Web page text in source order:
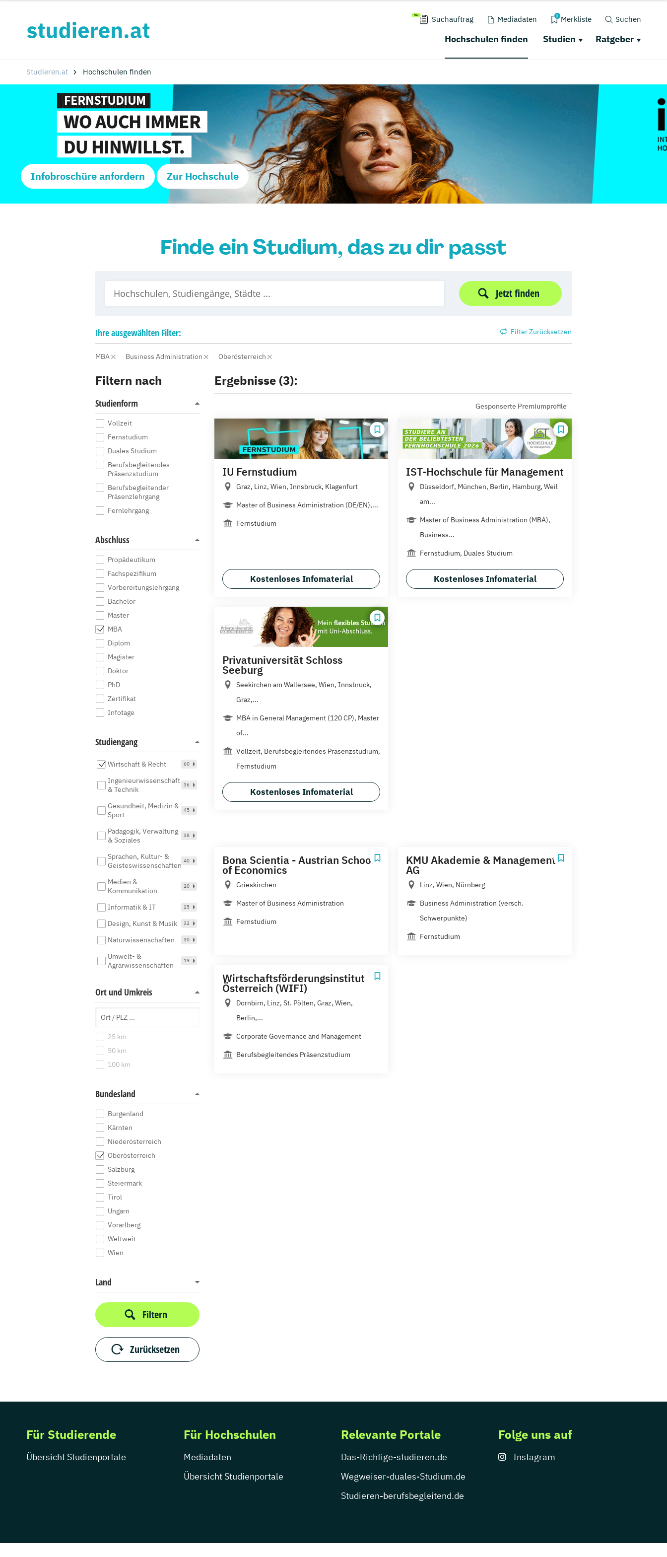
Suchauftrag Mediadaten 0 Merkliste Suchen
Hochschulen finden Studien Ratgeber
Studieren.at Hochschulen finden
Infobroschüre anfordern Zur Hochschule
Finde ein Studium, das zu dir passt
Jetzt finden
Ihreausgewählten Filter: Filter Zurücksetzen
MBA Business Administration Oberösterreich
Filtern nach
Studienform
Vollzeit
Fernstudium
Duales Studium
Berufsbegleitendes
Präsenzstudium
Berufsbegleitender
Präsenzlehrgang
Fernlehrgang
Abschluss
Propädeutikum
Fachspezifikum
Vorbereitungslehrgang
Bachelor
Master
MBA
Diplom
Magister
Doktor
PhD
Zertifikat
Infotage
Studiengang
Wirtschaft & Recht 60
Ingenieurwissenschaft
& Technik
36
Gesundheit, Medizin &
Sport
45
Pädagogik, Verwaltung
& Soziales
38
Sprachen, Kultur- &
Geisteswissenschaften
40
Medien &
Kommunikation
20
Informatik & IT 25
Design, Kunst & Musik 32
Naturwissenschaften 30
Umwelt- &
Agrarwissenschaften
19
Ort und Umkreis
25 km
50 km
100 km
Bundesland
Burgenland
Kärnten
Niederösterreich
Oberösterreich
Salzburg
Steiermark
Tirol
Ungarn
Vorarlberg
Weltweit
Wien
Land
Filtern
Zurücksetzen
Ergebnisse (3):
Gesponserte Premiumprofile
IU Fernstudium
Graz, Linz, Wien, Innsbruck, Klagenfurt
Master of Business Administration (DE/EN),...
Fernstudium
Kostenloses Infomaterial
IST-Hochschule für Management
Düsseldorf, München, Berlin, Hamburg, Weil
am...
Master of Business Administration (MBA),
Business...
Fernstudium, Duales Studium
Kostenloses Infomaterial
Privatuniversität Schloss
Seeburg
Seekirchen am Wallersee, Wien, Innsbruck,
Graz,...
MBA in General Management (120 CP), Master
of...
Vollzeit, Berufsbegleitendes Präsenzstudium,
Fernstudium
Kostenloses Infomaterial
Bona Scientia - Austrian School
of Economics
Grieskirchen
Master of Business Administration
Fernstudium
KMU Akademie & Management
AG
Linz, Wien, Nürnberg
Business Administration (versch.
Schwerpunkte)
Fernstudium
Wirtschaftsförderungsinstitut
Österreich (WIFI)
Dornbirn, Linz, St. Pölten, Graz, Wien,
Berlin,...
Corporate Governance and Management
Berufsbegleitendes Präsenzstudium
Für Studierende
Übersicht Studienportale
Für Hochschulen
Mediadaten
Übersicht Studienportale
Relevante Portale
Das-Richtige-studieren.de
Wegweiser-duales-Studium.de
Studieren-berufsbegleitend.de
Folge uns auf
Instagram